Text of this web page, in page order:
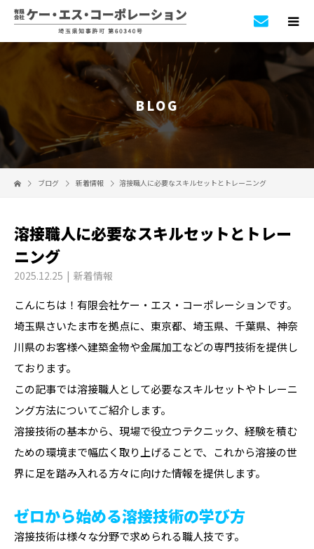
BLOG
ブログ 新着情報 溶接職人に必要なスキルセットとトレーニング
溶接職人に必要なスキルセットとトレー
ニング
2025.12.25 新着情報
こんにちは！有限会社ケー・エス・コーポレーションです。
埼玉県さいたま市を拠点に、東京都、埼玉県、千葉県、神奈
川県のお客様へ建築金物や金属加工などの専門技術を提供し
ております。
この記事では溶接職人として必要なスキルセットやトレーニ
ング方法についてご紹介します。
溶接技術の基本から、現場で役立つテクニック、経験を積む
ための環境まで幅広く取り上げることで、これから溶接の世
界に足を踏み入れる方々に向けた情報を提供します。
ゼロから始める溶接技術の学び方
溶接技術は様々な分野で求められる職人技です。